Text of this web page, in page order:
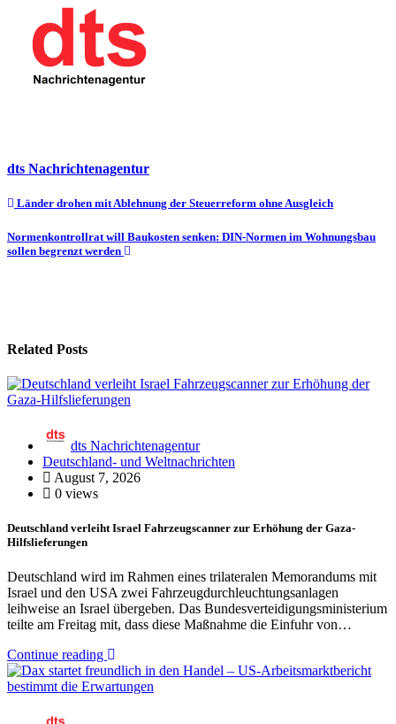
dts Nachrichtenagentur
Beitragsnavigation
Länder drohen mit Ablehnung der Steuerreform ohne Ausgleich
Normenkontrollrat will Baukosten senken: DIN-Normen im Wohnungsbau
sollen begrenzt werden
Related Posts
dts Nachrichtenagentur
Deutschland- und Weltnachrichten
August 7, 2026
0 views
Deutschland verleiht Israel Fahrzeugscanner zur Erhöhung der Gaza-
Hilfslieferungen
Deutschland wird im Rahmen eines trilateralen Memorandums mit
Israel und den USA zwei Fahrzeugdurchleuchtungsanlagen
leihweise an Israel übergeben. Das Bundesverteidigungsministerium
teilte am Freitag mit, dass diese Maßnahme die Einfuhr von…
Continue reading